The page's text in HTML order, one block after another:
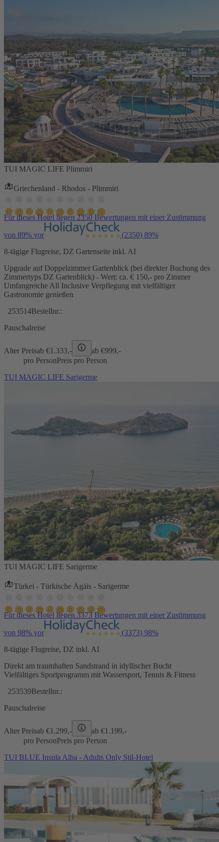
TUI MAGIC LIFE Plimmiri
Griechenland - Rhodos - Plimmiri
Für dieses Hotel liegen 2350 Bewertungen mit einer Zustimmung
von 89% vor (2350) 89%
8-tägige Flugreise, DZ Gartenseite inkl. AI
Upgrade auf Doppelzimmer Gartenblick (bei direkter Buchung des
Zimmertyps DZ Gartenblick) - Wert: ca. € 150,- pro Zimmer
Umfangreiche All Inclusive Verpflegung mit vielfältiger
Gastronomie genießen
253514Bestellnr.:
Pauschalreise
Alter Preisab €1.333,- ab €999,-
pro PersonPreis pro Person
TUI MAGIC LIFE Sarigerme
TUI MAGIC LIFE Sarigerme
Türkei - Türkische Ägäis - Sarigerme
Für dieses Hotel liegen 3373 Bewertungen mit einer Zustimmung
von 98% vor (3373) 98%
8-tägige Flugreise, DZ inkl. AI
Direkt am traumhaften Sandstrand in idyllischer Bucht
Vielfältiges Sportprogramm mit Wassersport, Tennis & Fitness
253539Bestellnr.:
Pauschalreise
Alter Preisab €1.299,- ab €1.199,-
pro PersonPreis pro Person
TUI BLUE Insula Alba - Adults Only Stil-Hotel